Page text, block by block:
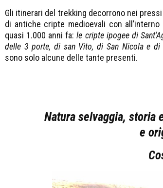
Gli itinerari del trekking decorrono nei
di antiche cripte medioevali con
quasi 1.000 anni fa:le cripte ipogee di
delle 3 porte, di san Vito, di San Nicola e di
sono solo alcune delle tante presenti.
Natura selvaggia, storia
e